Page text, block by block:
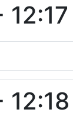
12:17
12:18